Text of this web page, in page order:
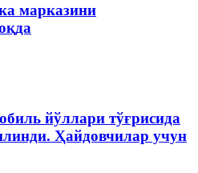
марказини
йўллари тўғрисида
Ҳайдовчилар учун